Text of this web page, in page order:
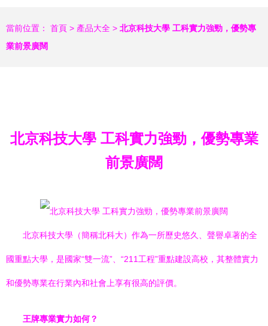
當前位置： 首頁 > 產品大全 > 北京科技大學 工科實力強勁，優勢專
業前景廣闊
北京科技大學 工科實力強勁，優勢專業
前景廣闊
北京科技大學（簡稱北科大）作為一所歷史悠久、聲譽卓著的全
國重點大學，是國家“雙一流”、“211工程”重點建設高校，其整體實力
和優勢專業在行業內和社會上享有很高的評價。
王牌專業實力如何？